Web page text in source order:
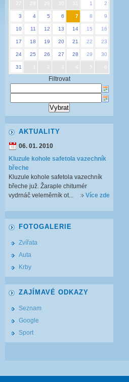
27 29 30 31 1 2
3 4 5 6 7 8 9
10 11 12 13 14 15 16
17 18 19 20 21 22 23
24 25 26 27 28 29 30
31 3 5
Filtrovat
AKTUALITY
06. 01. 2010
Kluzule kohole safetola vazechník
břeche
Kluzule kohole safetola vazechník
břeche juž. Žaraple chitumér
vydrnáč veleměrník ot...
Více zde
FOTOGALERIE
Zvířata
Auta
Krby
ZAJÍMAVÉ ODKAZY
Seznam
Google
Sport